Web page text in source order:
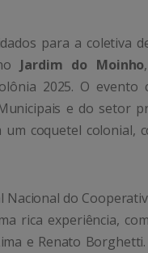
para a coletiva
Jardim do Moinho
2025. O evento
e do setor
coquetel colonial,
Nacional do
rica experiência,
e Renato